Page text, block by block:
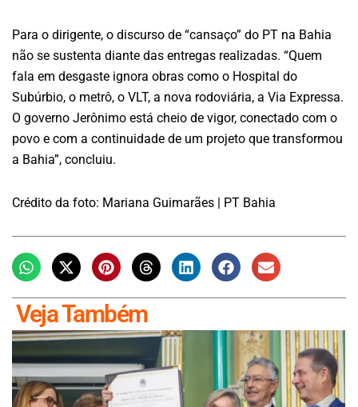
Para o dirigente, o discurso de “cansaço” do PT na Bahia
não se sustenta diante das entregas realizadas. “Quem
fala em desgaste ignora obras como o Hospital do
Subúrbio, o metrô, o VLT, a nova rodoviária, a Via Expressa.
O governo Jerônimo está cheio de vigor, conectado com o
povo e com a continuidade de um projeto que transformou
a Bahia”, concluiu.
Crédito da foto: Mariana Guimarães | PT Bahia
Veja Também